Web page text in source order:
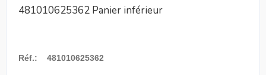
481010625362 Panier inférieur
Réf.: 481010625362